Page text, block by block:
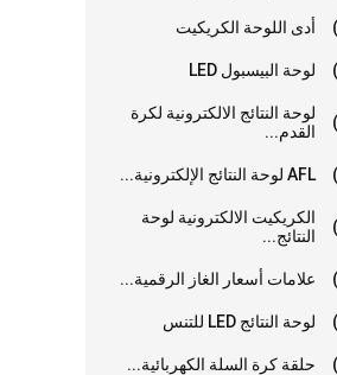
أدى اللوحة الكريكيت
لوحة البيسبول LED
لوحة النتائج الالكترونية لكرة
القدم...
AFL لوحة النتائج الإلكترونية...
الكريكيت الالكترونية لوحة
النتائج...
علامات أسعار الغاز الرقمية...
لوحة النتائج LED للتنس
حلقة كرة السلة الكهربائية...